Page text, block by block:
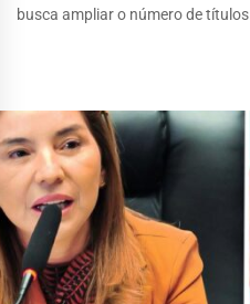
busca ampliar o número de títulos